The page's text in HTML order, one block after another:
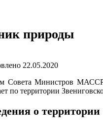
природы
22.05.2020
Совета Министров
по территории
о